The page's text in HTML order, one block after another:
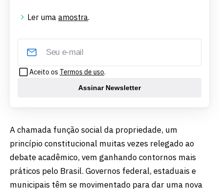
Ler uma amostra.
Aceito os Termos de uso.
Assinar Newsletter
A chamada função social da propriedade, um
princípio constitucional muitas vezes relegado ao
debate acadêmico, vem ganhando contornos mais
práticos pelo Brasil. Governos federal, estaduais e
municipais têm se movimentado para dar uma nova